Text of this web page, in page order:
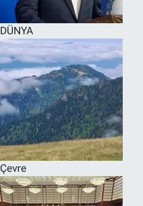
DÜNYA
Çevre